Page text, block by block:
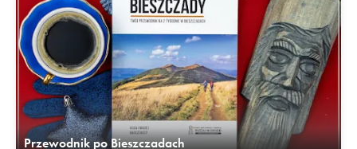
Przewodnik po Bieszczadach